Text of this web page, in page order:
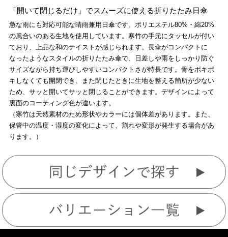
「開いて閉じるだけ」でスムーズに使える折りたたみ日傘
急な雨にも対応可能な晴雨兼用日傘です。ポリエステル80%・綿20%
の風合いのある生地を使用しています。寒竹の手元にタッセルが付い
ており、上品な和のテイストが感じられます。長傘がコンパクトに
なったようなスタイルの折りたたみ傘で、日差しや雨をしっかり防ぐ
サイズながら持ち運びしやすいコンパクトさが特長です。骨をポキポ
キしなくても開閉でき、また閉じたときに生地を整える箇所が少ない
ため、サッと開いてサッと閉じることができます。デザインによって
裏面のコーティング色が違います。
（寒竹は天然素材のため形状やカラーには個体差があります。また、
保管中の温度・湿度の変化によって、割れや変形が発生する場合があ
ります。）